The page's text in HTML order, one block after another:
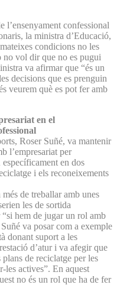
l’ensenyament confessional
la ministra d’Educació,
condicions no les
no vol dir que no es pugui
va afirmar que “és un
decisions que es prenguin
veurem què es pot fer amb
en el
Roser Suñé, va mantenir
l’empresariat per
en dos
i els reconeixements
de treballar amb unes
les de sortida
hem de jugar un rol amb
va posar com a exemple
donant suport a les
d’atur i va afegir que
de reciclatge per les
les actives”. En aquest
no és un rol que ha de fer